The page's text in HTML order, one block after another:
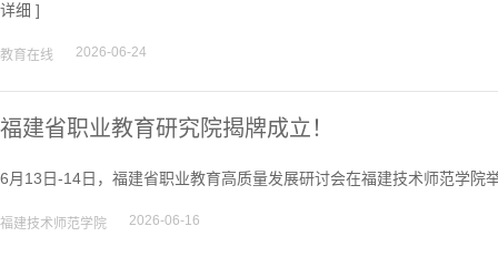
详细 ]
教育在线 2026-06-24
福建省职业教育研究院揭牌成立！
6月13日-14日，福建省职业教育高质量发展研讨会在福建技术师范学院
福建技术师范学院 2026-06-16